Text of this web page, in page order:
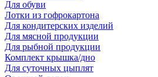
Для обуви
Лотки из гофрокартона
Для кондитерских изделий
Для мясной продукции
Для рыбной продукции
Комплект крышка/дно
Для суточных цыплят